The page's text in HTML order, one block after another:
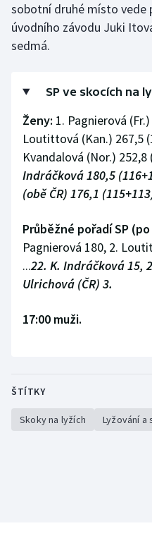
Jezdectví
Judo
Lezení
Lyže a snowboard
Moderní pětiboj
Olympijské hry
Parasport
Plavání
Rychlobruslení
sobotní druhé místo vede
úvodního závodu Juki
sedmá.
SP ve skocích na
Ženy: 1. Pagnierová
Loutittová (Kan.) 267,5
Kvandalová (Nor.) 252,8
Indráčková 180,5
(obě ČR) 176,1
Průběžné pořadí SP
Pagnierová 180, 2.
...22. K. Indráčková 15,
Ulrichová (ČR) 3.
17:00 muži.
ŠTÍTKY
Skoky na lyžích Lyžování a